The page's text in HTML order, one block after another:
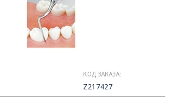
КОД ЗАКАЗА:
Z217427